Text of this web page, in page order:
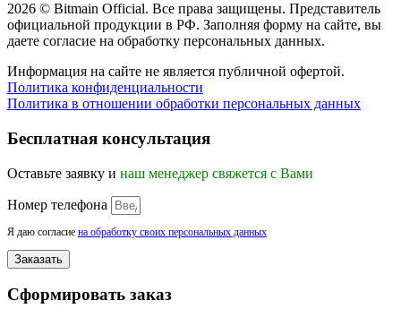
2026 © Bitmain Official. Все права защищены. Представитель
официальной продукции в РФ. Заполняя форму на сайте, вы
даете согласие на обработку персональных данных.
Информация на сайте не является публичной офертой.
Политика конфиденциальности
Политика в отношении обработки персональных данных
вверх
Бесплатная консультация
Оставьте заявку и наш менеджер свяжется с Вами
Номер телефона
Я даю согласие на обработку своих персональных данных
Заказать
Сформировать заказ